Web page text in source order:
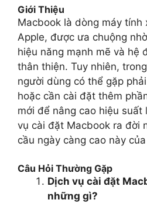
Giới Thiệu
Macbook là dòng máy tính
Apple, được ưa chuộng
hiệu năng mạnh mẽ và hệ
thân thiện. Tuy nhiên,
người dùng có thể gặp
hoặc cần cài đặt thêm
mới để nâng cao hiệu suất
vụ cài đặt Macbook ra đời
cầu ngày càng cao này
Câu Hỏi Thường Gặp
Dịch vụ cài đặt
những gì?